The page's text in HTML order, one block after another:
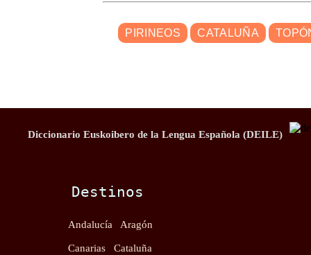
PIRINEOS CATALUÑA
Diccionario Euskoibero de la Lengua Española (DEILE)
Destinos
Andalucía Aragón
Canarias Cataluña